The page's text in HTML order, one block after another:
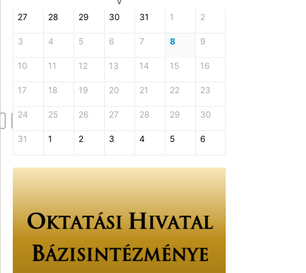
Keresés
27 28 29 30 31 1 2
3 4 5 6 7 8 9
10 11 12 13 14 15 16
17 18 19 20 21 22 23
24 25 26 27 28 29 30
31 1 2 3 4 5 6